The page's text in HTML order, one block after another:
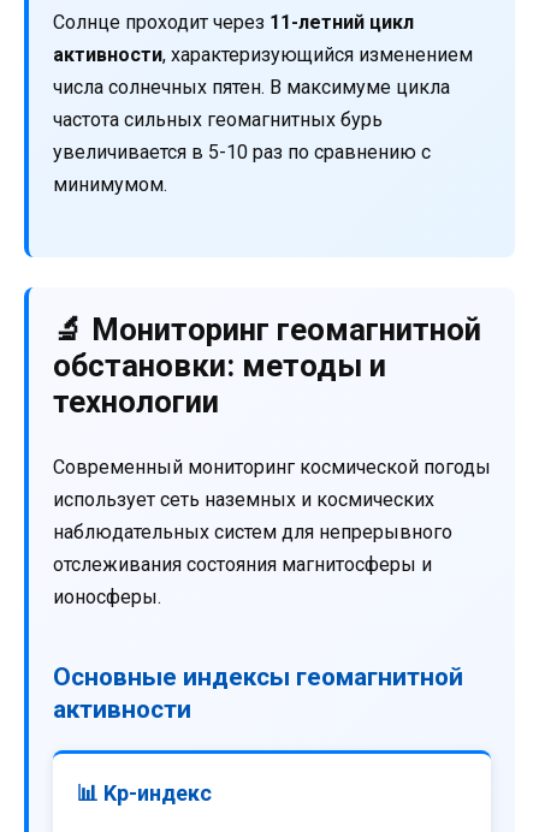
Солнце проходит через 11-летний цикл
активности, характеризующийся изменением
числа солнечных пятен. В максимуме цикла
частота сильных геомагнитных бурь
увеличивается в 5-10 раз по сравнению с
минимумом.
🔬 Мониторинг геомагнитной
обстановки: методы и
технологии
Современный мониторинг космической погоды
использует сеть наземных и космических
наблюдательных систем для непрерывного
отслеживания состояния магнитосферы и
ионосферы.
Основные индексы геомагнитной
активности
📊 Kp-индекс